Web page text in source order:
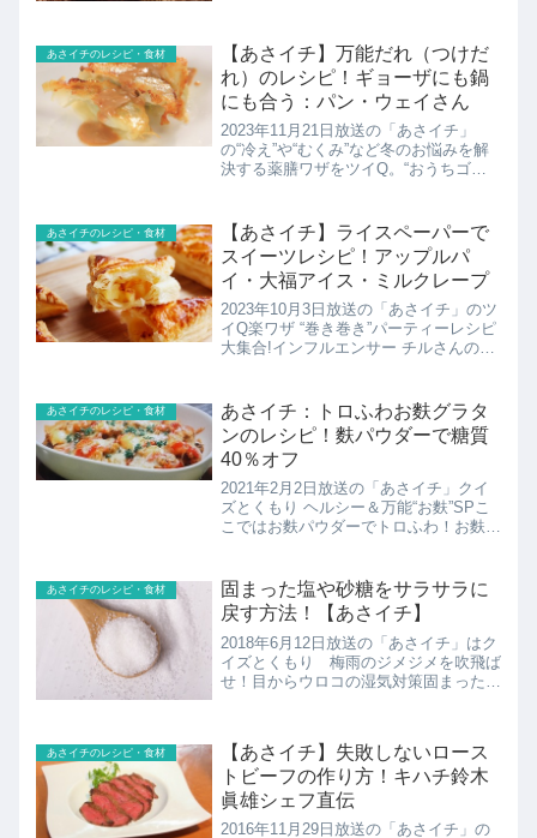
あさイチのレシピ・食材
【あさイチ】万能だれ（つけだ
れ）のレシピ！ギョーザにも鍋
にも合う：パン・ウェイさん
2023年11月21日放送の「あさイチ」
の“冷え”や“むくみ”など冬のお悩みを解
決する薬膳ワザをツイQ。“おうちゴハ
餡をが七変化させるギョーザワザやお手
軽薬膳茶など、難し...
あさイチのレシピ・食材
【あさイチ】ライスペーパーで
スイーツレシピ！アップルパ
イ・大福アイス・ミルクレープ
2023年10月3日放送の「あさイチ」のツ
イQ楽ワザ “巻き巻き”パーティーレシピ
大集合!インフルエンサー チルさんのラ
の紹介です！
あさイチのレシピ・食材
あさイチ：トロふわお麩グラタ
ンのレシピ！麩パウダーで糖質
40％オフ
2021年2月2日放送の「あさイチ」クイ
ズとくもり ヘルシー＆万能“お麩”SPこ
こではお麩パウダーでトロふわ！お麩
あさイチのレシピ・食材
固まった塩や砂糖をサラサラに
戻す方法！【あさイチ】
2018年6月12日放送の「あさイチ」はク
イズとくもり 梅雨のジメジメを吹飛ば
せ！目からウロコの湿気対策固まった塩
あさイチのレシピ・食材
【あさイチ】失敗しないロース
トビーフの作り方！キハチ鈴木
眞雄シェフ直伝
2016年11月29日放送の「あさイチ」の